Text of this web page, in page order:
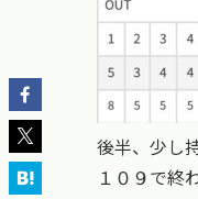
後半、少し
１０９で終